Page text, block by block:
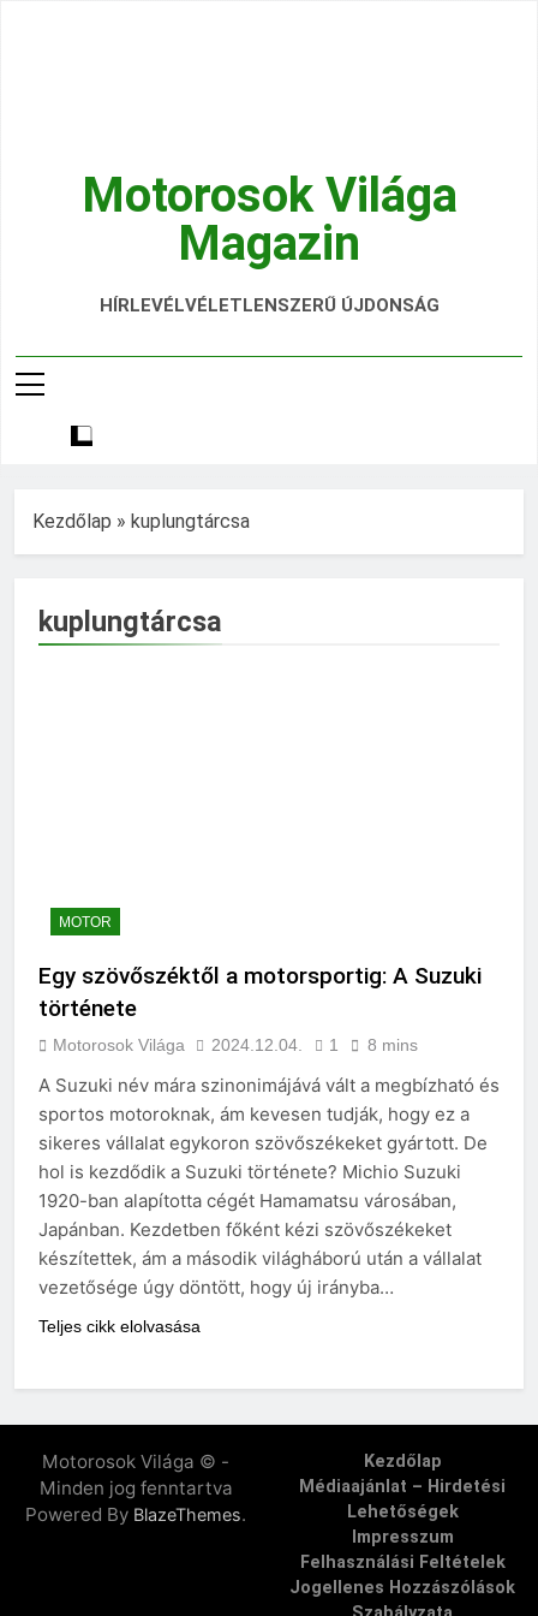
Motorosok Világa
Magazin
Hírek, Tesztek, Élmények Egy Helyen!
HÍRLEVÉLVÉLETLENSZERŰ ÚJDONSÁG
Kezdőlap » kuplungtárcsa
kuplungtárcsa
MOTOR
Egy szövőszéktől a motorsportig: A Suzuki
története
Motorosok Világa 2024.12.04. 1 8 mins
A Suzuki név mára szinonimájává vált a megbízható és
sportos motoroknak, ám kevesen tudják, hogy ez a
sikeres vállalat egykoron szövőszékeket gyártott. De
hol is kezdődik a Suzuki története? Michio Suzuki
1920-ban alapította cégét Hamamatsu városában,
Japánban. Kezdetben főként kézi szövőszékeket
készítettek, ám a második világháború után a vállalat
vezetősége úgy döntött, hogy új irányba…
Teljes cikk elolvasása
Motorosok Világa © -
Minden jog fenntartva
Powered By BlazeThemes.
Kezdőlap
Médiaajánlat – Hirdetési
Lehetőségek
Impresszum
Felhasználási Feltételek
Jogellenes Hozzászólások